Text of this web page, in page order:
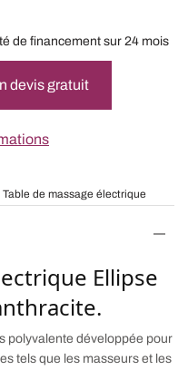
de financement sur 24 mois
devis gratuit
Table de massage électrique
Ellipse
polyvalente développée pour
tels que les masseurs et les